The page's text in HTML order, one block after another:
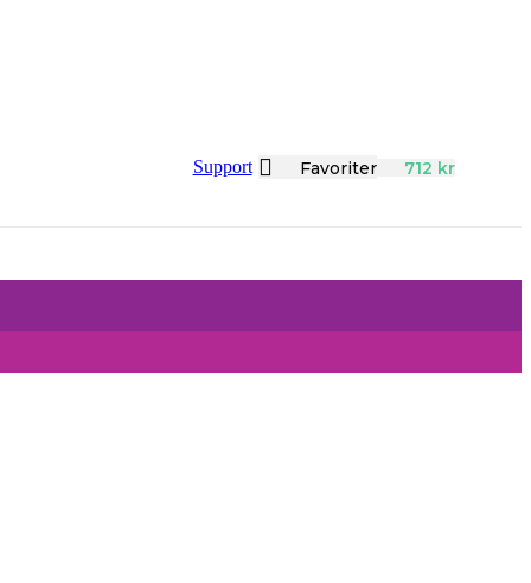
Support Favoriter 712 kr